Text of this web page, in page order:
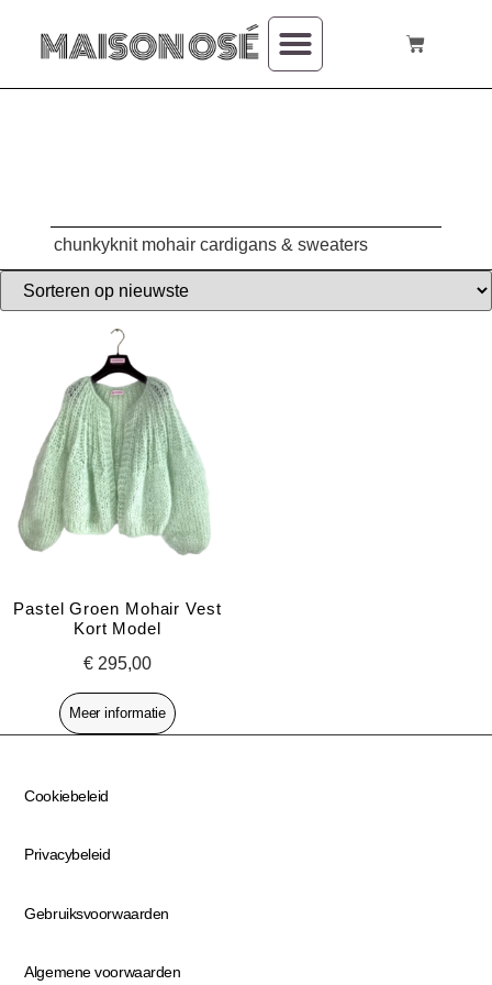
chunkyknit mohair cardigans & sweaters
Pastel Groen Mohair Vest
Kort Model
€ 295,00
Meer informatie
Cookiebeleid
Privacybeleid
Gebruiksvoorwaarden
Algemene voorwaarden